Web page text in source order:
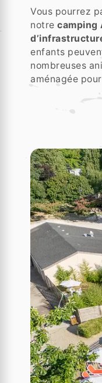
Vous pourrez
notrecamping
enfants
nombreuses
aménagée